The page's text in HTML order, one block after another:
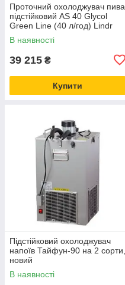
Проточний охолоджувач пива
підстійковий AS 40 Glycol
Green Line (40 л/год) Lindr
Чехія, Пивоохолодники
В наявності
39 215 ₴
Купити
Підстійковий охолоджувач
напоїв Тайфун-90 на 2 сорти,
новий
В наявності